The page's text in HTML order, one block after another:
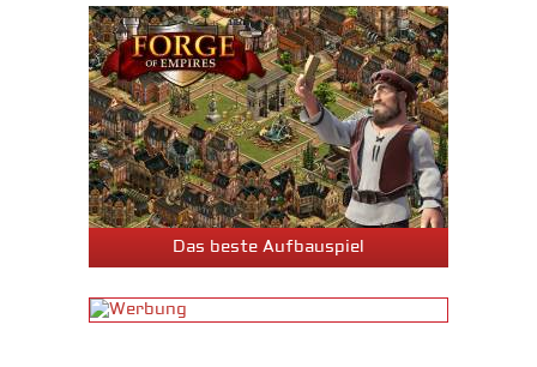
Das beste Aufbauspiel